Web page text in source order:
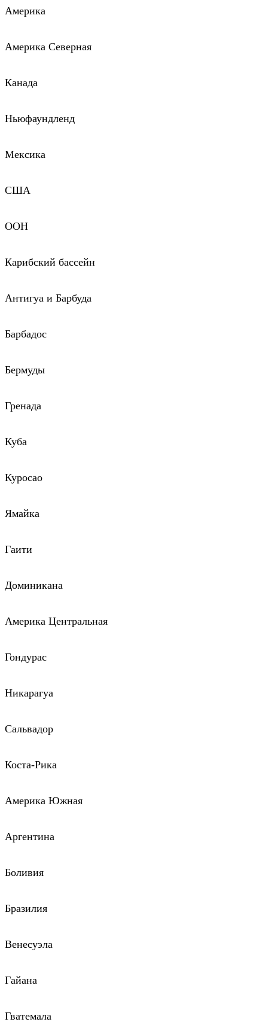
Америка
Америка Северная
Канада
Ньюфаундленд
Мексика
США
ООН
Карибский бассейн
Антигуа и Барбуда
Барбадос
Бермуды
Гренада
Куба
Куросао
Ямайка
Гаити
Доминикана
Америка Центральная
Гондурас
Никарагуа
Сальвадор
Коста-Рика
Америка Южная
Аргентина
Боливия
Бразилия
Венесуэла
Гайана
Гватемала